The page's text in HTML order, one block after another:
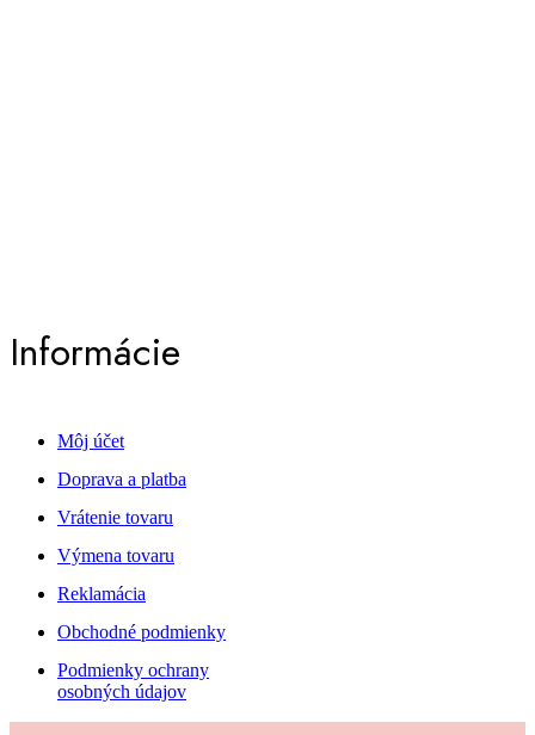
Informácie
Môj účet
Doprava a platba
Vrátenie tovaru
Výmena tovaru
Reklamácia
Obchodné podmienky
Podmienky ochrany
osobných údajov